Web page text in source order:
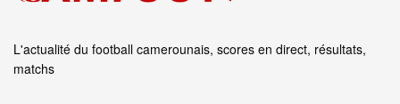
L'actualité du football camerounais, scores en direct, résultats,
matchs